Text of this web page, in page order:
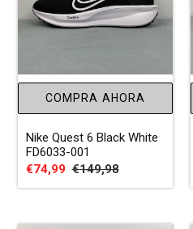
COMPRA AHORA
Nike Quest 6 Black White
FD6033-001
Precio
de
€74,99 Precio
habitual
€149,98